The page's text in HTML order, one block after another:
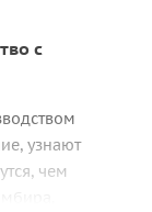
с
узнают
чем